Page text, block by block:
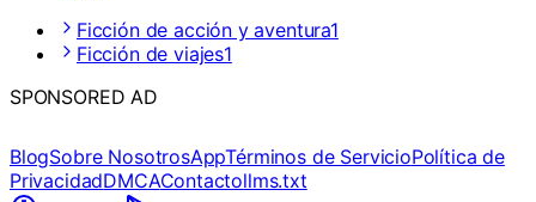
Ficción de acción y aventura1
Ficción de viajes1
SPONSORED AD
BlogSobre NosotrosAppTérminos de ServicioPolítica de
PrivacidadDMCAContactollms.txt